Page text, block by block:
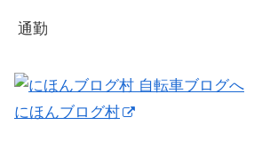
通勤
にほんブログ村